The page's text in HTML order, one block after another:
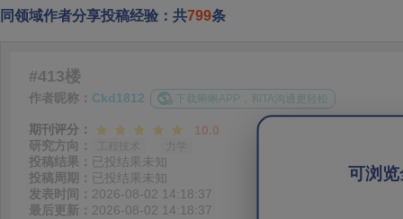
同领域作者分享投稿经验：共799条
可浏
#413楼
作者昵称： Ckd1812 下载蝌蝌APP，和TA沟通更轻松
期刊评分：
10.0
研究方向：
投稿结果： 已投结果未知
投稿周期： 已投结果未知
发表时间： 2026-08-02 14:18:37
最后更新： 2026-08-02 14:18:37